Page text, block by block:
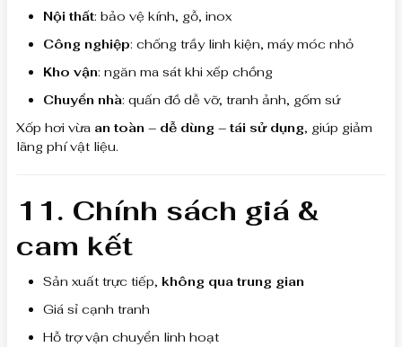
Nội thất: bảo vệ kính, gỗ, inox
Công nghiệp: chống trầy linh kiện, máy móc nhỏ
Kho vận: ngăn ma sát khi xếp chồng
Chuyển nhà: quấn đồ dễ vỡ, tranh ảnh, gốm sứ
Xốp hơi vừa an toàn – dễ dùng – tái sử dụng, giúp giảm
lãng phí vật liệu.
11. Chính sách giá &
cam kết
Sản xuất trực tiếp, không qua trung gian
Giá sỉ cạnh tranh
Hỗ trợ vận chuyển linh hoạt